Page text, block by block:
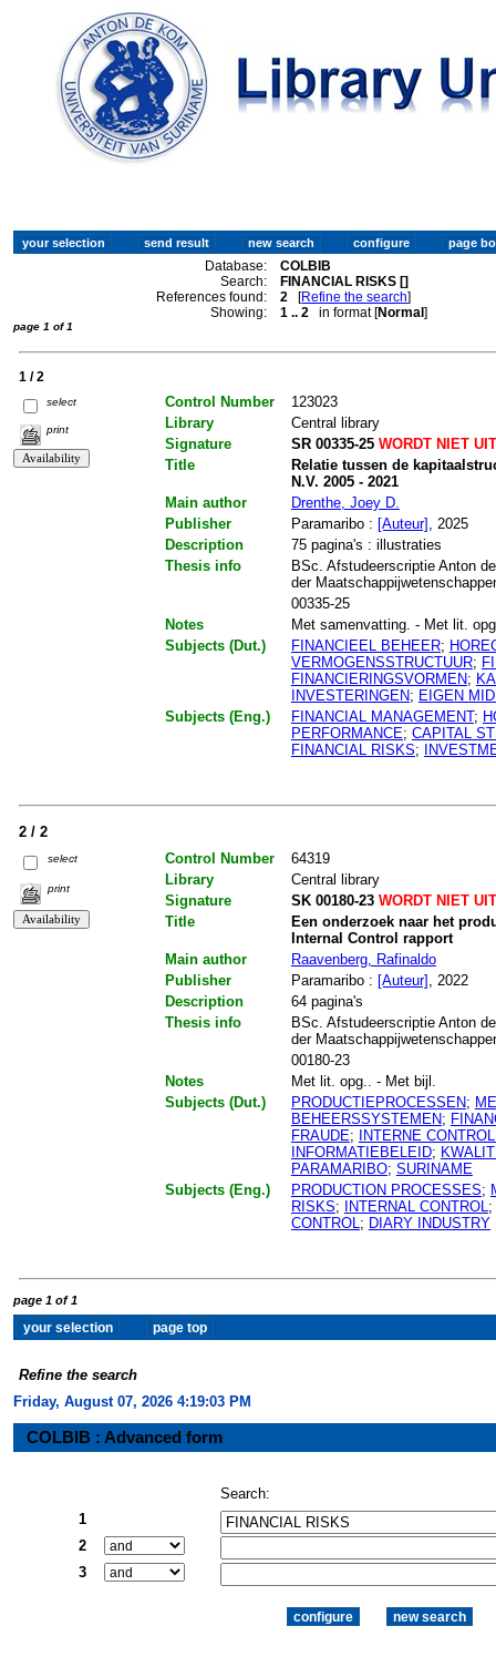
Database:
COLBIB
Search:
FINANCIAL RISKS []
References found:
2 [Refine the search]
Showing:
1 .. 2 in format [Normal]
page 1 of 1
1 / 2
select
print
Control Number
123023
Library
Central library
Signature
SR 00335-25WORDT NIET
Title
Relatie tussen de
N.V. 2005 - 2021
Main author
Drenthe, Joey D.
Publisher
Paramaribo : [Auteur]
, 2025
Description
75 pagina's : illustraties
Thesis info
BSc. Afstudeerscriptie Anton
der
00335-25
Notes
Met samenvatting. - Met lit.
Subjects (Dut.)
FINANCIEEL BEHEER;
VERMOGENSSTRUCTUUR;
FINANCIERINGSVORMEN;
INVESTERINGEN; EIGEN
Subjects (Eng.)
FINANCIAL MANAGEMENT;
PERFORMANCE; CAPITAL
FINANCIAL RISKS;
2 / 2
select
print
Control Number
64319
Library
Central library
Signature
SK 00180-23WORDT NIET
Title
Een onderzoek naar het
Internal Control rapport
Main author
Raavenberg, Rafinaldo
Publisher
Paramaribo : [Auteur] , 2022
Description
64 pagina's
Thesis info
BSc. Afstudeerscriptie Anton
der
00180-23
Notes
Met lit. opg.. - Met bijl.
Subjects (Dut.)
PRODUCTIEPROCESSEN;
BEHEERSSYSTEMEN;
FRAUDE; INTERNE
INFORMATIEBELEID;
PARAMARIBO; SURINAME
Subjects (Eng.)
PRODUCTION PROCESSES;
RISKS; INTERNAL CONTROL ;
CONTROL ; DIARY INDUSTRY
page 1 of 1
Refine the search
Friday, August 07, 2026 4:19:03 PM
COLBIB : Advanced form
Search:
1
2
3